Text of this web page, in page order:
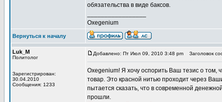
обязательства в виде баксов.
Oxegenium
Вернуться к началу
Luk_M
Политолог
Зарегистрирован:
30.04.2010
Сообщения: 1233
Добавлено: Пт Июл 09, 2010 3:48 pm Заголовок
Oxegenium! Я хочу оспорить Ваш тезис о том,
товар. Это красной нитью проходит через
пытается сказать, что в современной
прошли.